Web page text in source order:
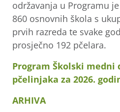
održavanja u Programu
860 osnovnih škola s
prvih razreda te svake
prosječno 192 pčelara.
Program Školski medni
pčelinjaka za 2026.
ARHIVA